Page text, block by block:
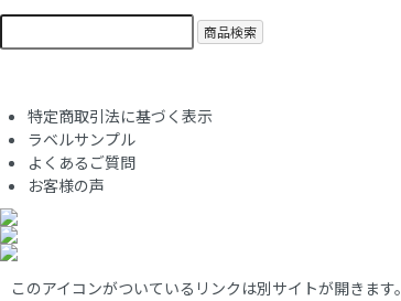
商品検索
特定商取引法に基づく表示
ラベルサンプル
よくあるご質問
お客様の声
このアイコンがついているリンクは別サイトが開きます。